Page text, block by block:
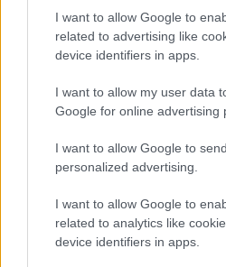
I want to allow Google to
related to advertising like
device identifiers in apps.
I want to allow my user data
Google for online advertising
I want to allow Google to
personalized advertising.
I want to allow Google to
related to analytics like
device identifiers in apps.
pasik jönnek be – és
akkor mi van?!
Kövesd a Bien.hu cikkeit a